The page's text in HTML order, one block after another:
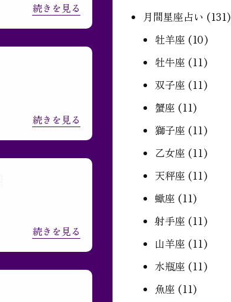
続きを見る
続きを見る
続きを見る
月間星座占い (131)
牡羊座 (10)
牡牛座 (11)
双子座 (11)
蟹座 (11)
獅子座 (11)
乙女座 (11)
天秤座 (11)
蠍座 (11)
射手座 (11)
山羊座 (11)
水瓶座 (11)
魚座 (11)